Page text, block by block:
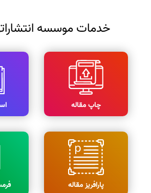
خدمات موسسه
چاپ مقاله
پارافریز مقاله